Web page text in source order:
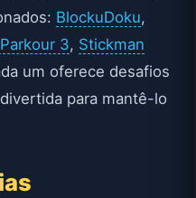
BlockuDoku,
3, Stickman
um oferece desafios
para mantê-lo